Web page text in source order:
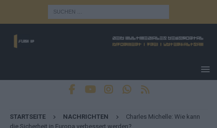
STARTSEITE NACHRICHTEN
Charles Michelle: Wie kann
die Sicherheit in Europa verbessert werden?